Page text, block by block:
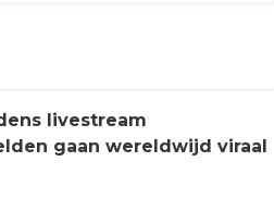
livestream
gaan wereldwijd viraal